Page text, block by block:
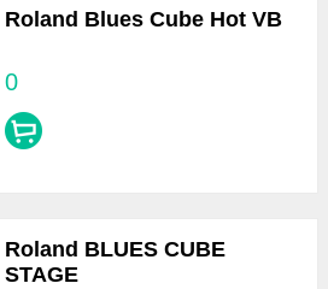
Roland Blues Cube Hot VB
0
Roland BLUES CUBE
STAGE